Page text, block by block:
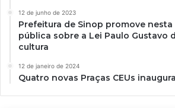
12 de junho de 2023
Prefeitura de Sinop promove nesta
pública sobre a Lei Paulo Gustavo
cultura
12 de janeiro de 2024
Quatro novas Praças CEUs